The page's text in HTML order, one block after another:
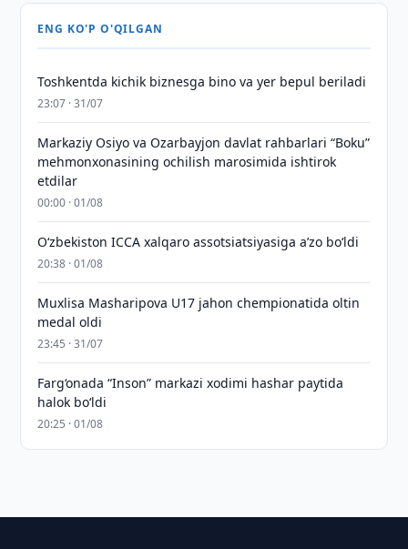
ENG KO'P O'QILGAN
Toshkentda kichik biznesga bino va yer bepul beriladi
23:07 · 31/07
Markaziy Osiyo va Ozarbayjon davlat rahbarlari “Boku”
mehmonxonasining ochilish marosimida ishtirok
etdilar
00:00 · 01/08
O‘zbekiston ICCA xalqaro assotsiatsiyasiga aʼzo bo‘ldi
20:38 · 01/08
Muxlisa Masharipova U17 jahon chempionatida oltin
medal oldi
23:45 · 31/07
Farg‘onada “Inson” markazi xodimi hashar paytida
halok bo‘ldi
20:25 · 01/08